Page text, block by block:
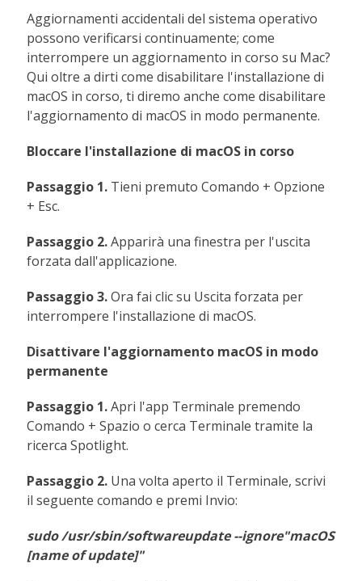
Aggiornamenti accidentali del sistema operativo
possono verificarsi continuamente; come
interrompere un aggiornamento in corso su Mac?
Qui oltre a dirti come disabilitare l'installazione di
macOS in corso, ti diremo anche come disabilitare
l'aggiornamento di macOS in modo permanente.
Bloccare l'installazione di macOS in corso
Passaggio 1. Tieni premuto Comando + Opzione
+ Esc.
Passaggio 2.Apparirà una finestra per l'uscita
forzata dall'applicazione.
Passaggio 3.Ora fai clic su Uscita forzata per
interrompere l'installazione di macOS.
Disattivare l'aggiornamento macOS in modo
permanente
Passaggio 1.Apri l'app Terminale premendo
Comando + Spazio o cerca Terminale tramite la
ricerca Spotlight.
Passaggio 2. Una volta aperto il Terminale, scrivi
il seguente comando e premi Invio:
sudo /usr/sbin/softwareupdate --ignore"macOS
[name of update]"